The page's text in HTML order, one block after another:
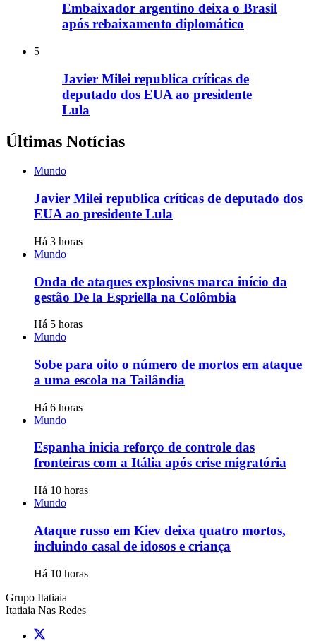
Embaixador argentino deixa o Brasil
após rebaixamento diplomático
5
Javier Milei republica críticas de
deputado dos EUA ao presidente
Lula
Últimas Notícias
Mundo
Javier Milei republica críticas de deputado dos
EUA ao presidente Lula
Há 3 horas
Mundo
Onda de ataques explosivos marca início da
gestão De la Espriella na Colômbia
Há 5 horas
Mundo
Sobe para oito o número de mortos em ataque
a uma escola na Tailândia
Há 6 horas
Mundo
Espanha inicia reforço de controle das
fronteiras com a Itália após crise migratória
Há 10 horas
Mundo
Ataque russo em Kiev deixa quatro mortos,
incluindo casal de idosos e criança
Há 10 horas
Grupo Itatiaia
Itatiaia Nas Redes